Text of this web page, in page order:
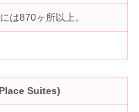
は870ヶ所以上。
Suites)